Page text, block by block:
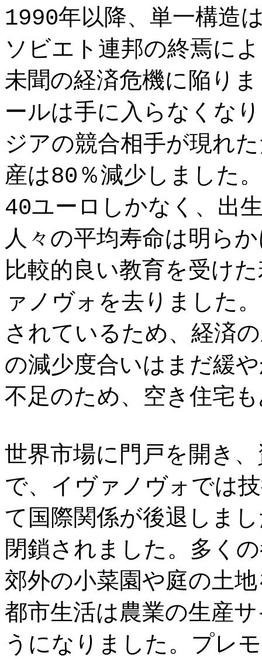
1990年以降、単一構造
ソビエト連邦の終焉に
未聞の経済危機に陥り
ールは手に入らなくな
ジアの競合相手が現れ
産は80％減少しました
40ユーロしかなく、出
人々の平均寿命は明ら
比較的良い教育を受け
ァノヴォを去りました
されているため、経済
の減少度合いはまだ緩
不足のため、空き住宅
世界市場に門戸を開き
で、イヴァノヴォでは
て国際関係が後退しま
閉鎖されました。多く
郊外の小菜園や庭の土
都市生活は農業の生産
うになりました。プレ